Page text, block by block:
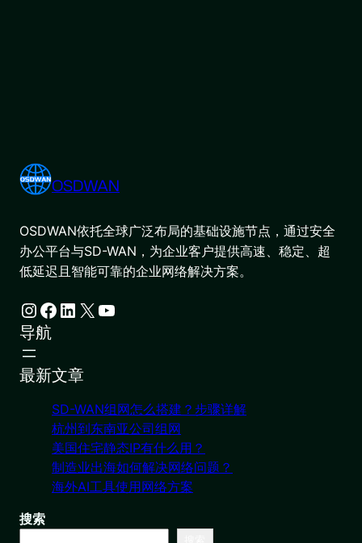
OSDWAN
OSDWAN依托全球广泛布局的基础设施节点，通过安全
办公平台与SD-WAN，为企业客户提供高速、稳定、超
低延迟且智能可靠的企业网络解决方案。
Instagram Facebook LinkedIn X YouTube
导航
最新文章
SD-WAN组网怎么搭建？步骤详解
杭州到东南亚公司组网
美国住宅静态IP有什么用？
制造业出海如何解决网络问题？
海外AI工具使用网络方案
搜索